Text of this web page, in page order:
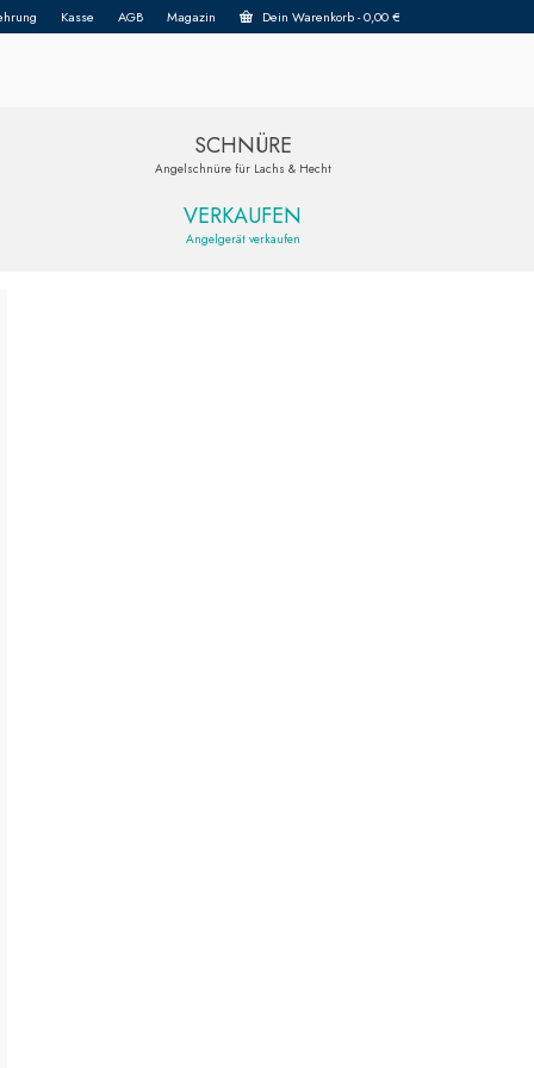
Kasse AGB Magazin Dein Warenkorb-0,00€
SCHNÜRE
Angelschnüre für Lachs & Hecht
VERKAUFEN
Angelgerät verkaufen